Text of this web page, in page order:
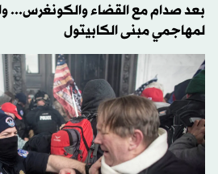
بعد صدام مع القضاء والكونغرس...
لمهاجمي مبنى الكابيتول